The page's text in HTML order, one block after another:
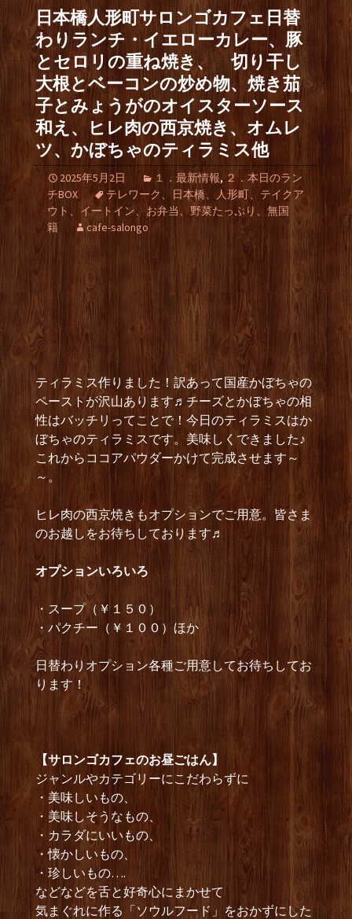
日本橋人形町サロンゴカフェ日替
わりランチ・イエローカレー、豚
とセロリの重ね焼き、 切り干し
大根とベーコンの炒め物、焼き茄
子とみょうがのオイスターソース
和え、ヒレ肉の西京焼き、オムレ
ツ、かぼちゃのティラミス他
2025年5月2日 １．最新情報, ２．本日のラン
チBOX
テレワーク、日本橋、人形町、テイクア
ウト、イートイン、お弁当、野菜たっぷり、無国
籍
cafe-salongo
ティラミス作りました！訳あって国産かぼちゃの
ペーストが沢山あります♬チーズとかぼちゃの相
性はバッチリってことで！今日のティラミスはか
ぼちゃのティラミスです。美味しくできました♪
これからココアパウダーかけて完成させます～
～。
ヒレ肉の西京焼きもオプションでご用意。皆さま
のお越しをお待ちしております♬
オプショ ンいろいろ
・スープ（￥１５０）
・パクチー（￥１００）ほか
日替わりオプション各種ご用意してお待ちしてお
ります！
【サロンゴカフェのお昼ごはん】
ジャンルやカテゴリーにこだわらずに
・美味しいもの、
・美味しそうなもの、
・カラダにいいもの、
・懐かしいもの、
・珍しいもの….
などなどを舌と好奇心にまかせて
気まぐれに作る「ソウルフード」をおかずにした